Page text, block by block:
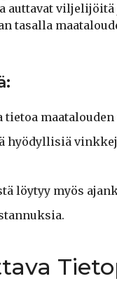
viljelijöitä
tasalla
tietoa
hyödyllisiä
löytyy myös